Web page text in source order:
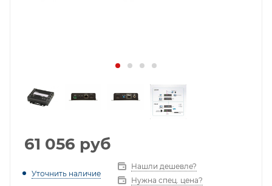
61 056 руб
Уточнить наличие
Нашли дешевле?
Нужна спец. цена?